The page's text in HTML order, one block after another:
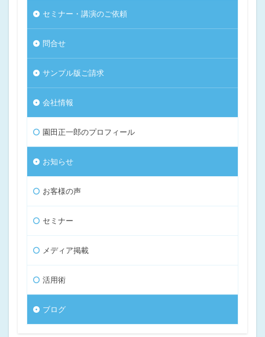
セミナー・講演のご依頼
問合せ
サンプル版ご請求
会社情報
園田正一郎のプロフィール
お知らせ
お客様の声
セミナー
メディア掲載
活用術
ブログ